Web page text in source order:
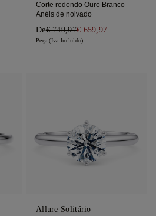
Corte redondo Ouro Branco
Anéis de noivado
De€ 749,97€ 659,97
Peça (Iva Incluído)
Allure Solitário